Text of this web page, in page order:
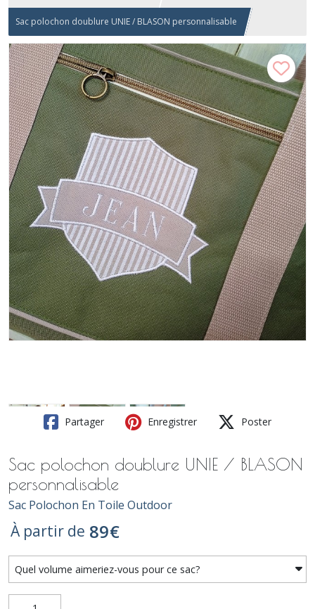
Sac polochon doublure UNIE / BLASON personnalisable
Partager Enregistrer Poster
Sac polochon doublure UNIE / BLASON
personnalisable
Sac Polochon En Toile Outdoor
À partir de 89€